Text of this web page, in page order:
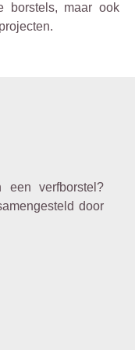
borstels, maar ook
verfborstel?
door